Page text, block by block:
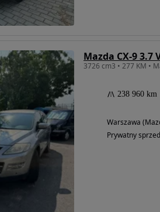
Mazda CX-9 3.7
3726 cm3 • 277 KM •
238 960 km
Warszawa
Prywatny